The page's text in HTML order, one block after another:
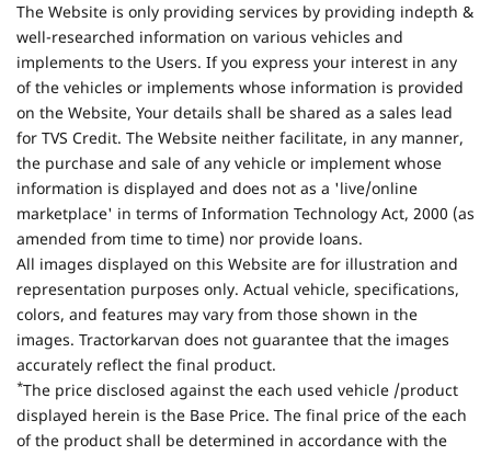
The Website is only providing services by providing indepth &
well-researched information on various vehicles and
implements to the Users. If you express your interest in any
of the vehicles or implements whose information is provided
on the Website, Your details shall be shared as a sales lead
for TVS Credit. The Website neither facilitate, in any manner,
the purchase and sale of any vehicle or implement whose
information is displayed and does not as a 'live/online
marketplace' in terms of Information Technology Act, 2000 (as
amended from time to time) nor provide loans.
All images displayed on this Website are for illustration and
representation purposes only. Actual vehicle, specifications,
colors, and features may vary from those shown in the
images. Tractorkarvan does not guarantee that the images
accurately reflect the final product.
*The price disclosed against the each used vehicle /product
displayed herein is the Base Price. The final price of the each
of the product shall be determined in accordance with the